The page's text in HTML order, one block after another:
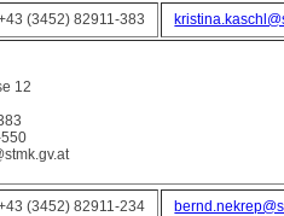
(3452) 82911-383
12
(3452) 82911-234